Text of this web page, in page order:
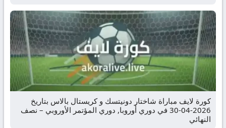
كورة لايف مباراة شاختار دونيتسك و كريستال بالاس بتاريخ
2026-04-30 في دوري أوروبا, دوري المؤتمر الأوروبي – نصف
النهائي